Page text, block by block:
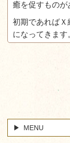
癒を促すものが
初期であれば
になってきます
MENU